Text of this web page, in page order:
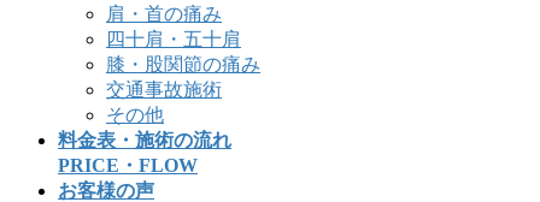
肩・首の痛み
四十肩・五十肩
膝・股関節の痛み
交通事故施術
その他
料金表・施術の流れ
PRICE・FLOW
お客様の声